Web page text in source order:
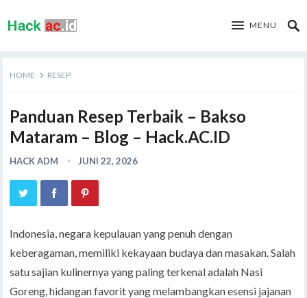
MENU
HOME RESEP
Panduan Resep Terbaik – Bakso
Mataram – Blog – Hack.AC.ID
HACK ADM JUNI 22, 2026
Indonesia, negara kepulauan yang penuh dengan
keberagaman, memiliki kekayaan budaya dan masakan. Salah
satu sajian kulinernya yang paling terkenal adalah Nasi
Goreng, hidangan favorit yang melambangkan esensi jajanan